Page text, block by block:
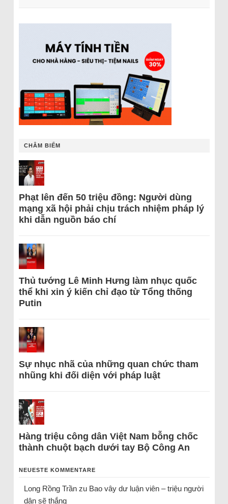
CHÂM BIẾM
Phạt lên đến 50 triệu đồng: Người dùng
mạng xã hội phải chịu trách nhiệm pháp lý
khi dẫn nguồn báo chí
Thủ tướng Lê Minh Hưng làm nhục quốc
thể khi xin ý kiến chỉ đạo từ Tổng thống
Putin
Sự nhục nhã của những quan chức tham
nhũng khi đối diện với pháp luật
Hàng triệu công dân Việt Nam bỗng chốc
thành chuột bạch dưới tay Bộ Công An
NEUESTE KOMMENTARE
Long Rồng Trầnzu Bao vây dư luận viên – triệu người
dân sẽ thắng